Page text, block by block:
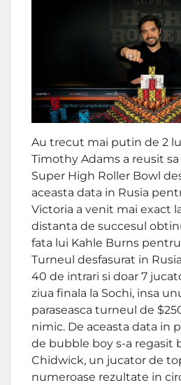
Au trecut mai putin de 2
Timothy Adams a reusit
Super High Roller Bowl
aceasta data in Rusia
Victoria a venit mai exact
distanta de succesul
fata lui Kahle Burns
Turneul desfasurat in
40 de intrari si doar 7
ziua finala la Sochi, insa
paraseasca turneul de
nimic. De aceasta data in
de bubble boy s-a regasit
Chidwick, un jucator de
numeroase rezultate in